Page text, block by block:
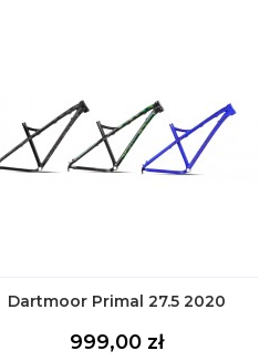
czarnySpaceCzarny/Forest
Dartmoor Primal 27.5 2020
Cena
999,00 zł